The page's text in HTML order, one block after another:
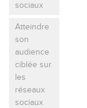
sociaux
Atteindre
son
audience
ciblée sur
les
réseaux
sociaux